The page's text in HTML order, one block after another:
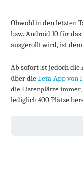
Obwohl in den letzten
bzw. Android 10 für
ausgerollt wird, ist dem
Ab sofort ist jedoch
über dieBeta-App von
die Listenplätze
lediglich 400 Plätze